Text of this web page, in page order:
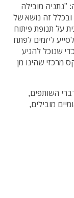
"נתניה מובילה
בנושא של מוכנות עירונית לקראת אתגרי ה – AI ובכלל זה נושא של
על תנופת פיתוח
ליזמים לפתח
שנוכל להגיע
מרכזי שהינו מן
להתחיל לפעול בתחילת 2027. לדברי השותפים,
מובילים,